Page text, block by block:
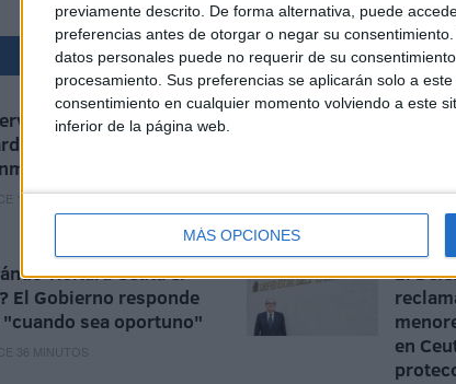
previamente descrito. De forma alternativa, puede
preferencias antes de otorgar o negar su consentimiento.
datos personales puede no requerir de su
procesamiento. Sus preferencias se aplicarán solo a
consentimiento en cualquier momento volviendo a este
inferior de la página web.
MÁS OPCIONES
Marítimo de la
Civil aborta un pase
en yate
17 MINUTOS
Sira
la
visitará Ceuta el
El Gobierno responde
"cuando sea oportuno"
36 MINUTOS
El
en